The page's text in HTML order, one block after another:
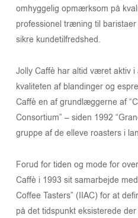
omhyggelig opmærksom på
professionel træning til
sikre kundetilfredshed.
Jolly Caffè har altid været aktiv i
kvaliteten af ​​blandinger og
Caffè en af ​​grundlæggerne af
Consortium” – siden 1992
gruppe af de elleve roasters i
Forud for tiden og mode for
Caffè i 1993 sit samarbejde
Coffee Tasters” (IIAC) for at
på det tidspunkt eksisterede